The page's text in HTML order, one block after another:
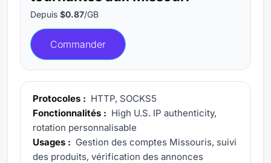
Depuis $0.87/GB
Commander
Protocoles : HTTP, SOCKS5
Fonctionnalités : High U.S. IP authenticity,
rotation personnalisable
Usages : Gestion des comptes Missouris, suivi
des produits, vérification des annonces